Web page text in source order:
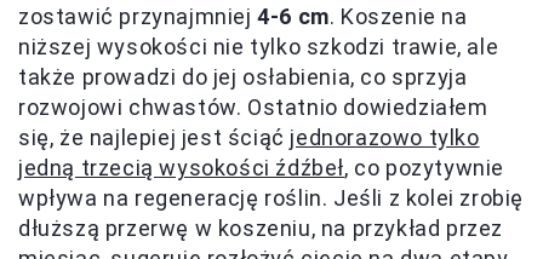
zostawić przynajmniej4-6 cm. Koszenie na
niższej wysokości nie tylko szkodzi trawie, ale
także prowadzi do jej osłabienia, co sprzyja
rozwojowi chwastów. Ostatnio dowiedziałem
się, że najlepiej jest ściąć jednorazowo tylko
jedną trzecią wysokości źdźbeł, co pozytywnie
wpływa na regenerację roślin. Jeśli z kolei zrobię
dłuższą przerwę w koszeniu, na przykład przez